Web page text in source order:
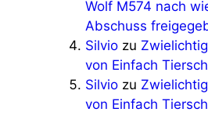
Wolf M574 nach
Abschuss
Silvio zu
von Einfach
Silvio zu
von Einfach